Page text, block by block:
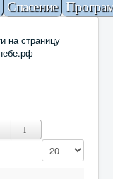
Кол-во строк:
Спасение